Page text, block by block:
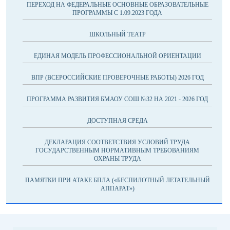
ПЕРЕХОД НА ФЕДЕРАЛЬНЫЕ ОСНОВНЫЕ ОБРАЗОВАТЕЛЬНЫЕ
ПРОГРАММЫ С 1.09.2023 ГОДА
ШКОЛЬНЫЙ ТЕАТР
ЕДИНАЯ МОДЕЛЬ ПРОФЕССИОНАЛЬНОЙ ОРИЕНТАЦИИ
ВПР (ВСЕРОССИЙСКИЕ ПРОВЕРОЧНЫЕ РАБОТЫ) 2026 ГОД
ПРОГРАММА РАЗВИТИЯ БМАОУ СОШ №32 НА 2021 - 2026 ГОД
ДОСТУПНАЯ СРЕДА
ДЕКЛАРАЦИЯ СООТВЕТСТВИЯ УСЛОВИЙ ТРУДА
ГОСУДАРСТВЕННЫМ НОРМАТИВНЫМ ТРЕБОВАНИЯМ
ОХРАНЫ ТРУДА
ПАМЯТКИ ПРИ АТАКЕ БПЛА («БЕСПИЛОТНЫЙ ЛЕТАТЕЛЬНЫЙ
АППАРАТ»)